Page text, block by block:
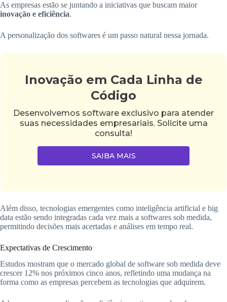
As empresas estão se juntando a iniciativas que buscam maior
inovação e eficiência.
A personalização dos softwares é um passo natural nessa jornada.
Inovação em Cada Linha de
Código
Desenvolvemos software exclusivo para atender
suas necessidades empresariais. Solicite uma
consulta!
SAIBA MAIS
Além disso, tecnologias emergentes como inteligência artificial e big
data estão sendo integradas cada vez mais a softwares sob medida,
permitindo decisões mais acertadas e análises em tempo real.
Expectativas de Crescimento
Estudos mostram que o mercado global de software sob medida deve
crescer 12% nos próximos cinco anos, refletindo uma mudança na
forma como as empresas percebem as tecnologias que adquirem.